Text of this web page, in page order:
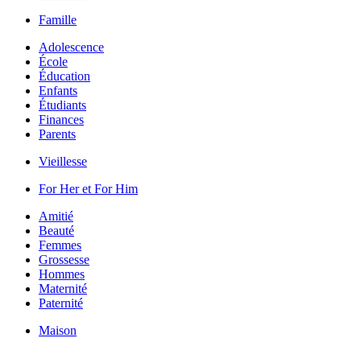
Famille
Adolescence
École
Éducation
Enfants
Étudiants
Finances
Parents
Vieillesse
For Her et For Him
Amitié
Beauté
Femmes
Grossesse
Hommes
Maternité
Paternité
Maison